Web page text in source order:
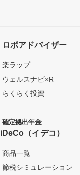
ロボアドバイザー
楽ラップ
ウェルスナビ×R
らくらく投資
確定拠出年金
iDeCo（イデコ）
商品一覧
節税シミュレーション